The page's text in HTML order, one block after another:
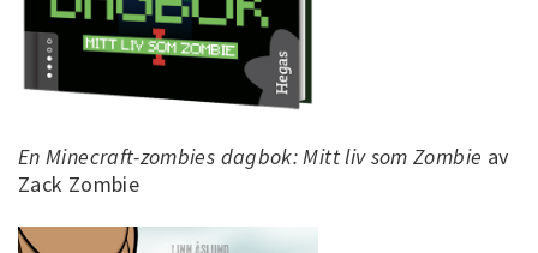
En Minecraft-zombies dagbok: Mitt liv som Zombie av
Zack Zombie